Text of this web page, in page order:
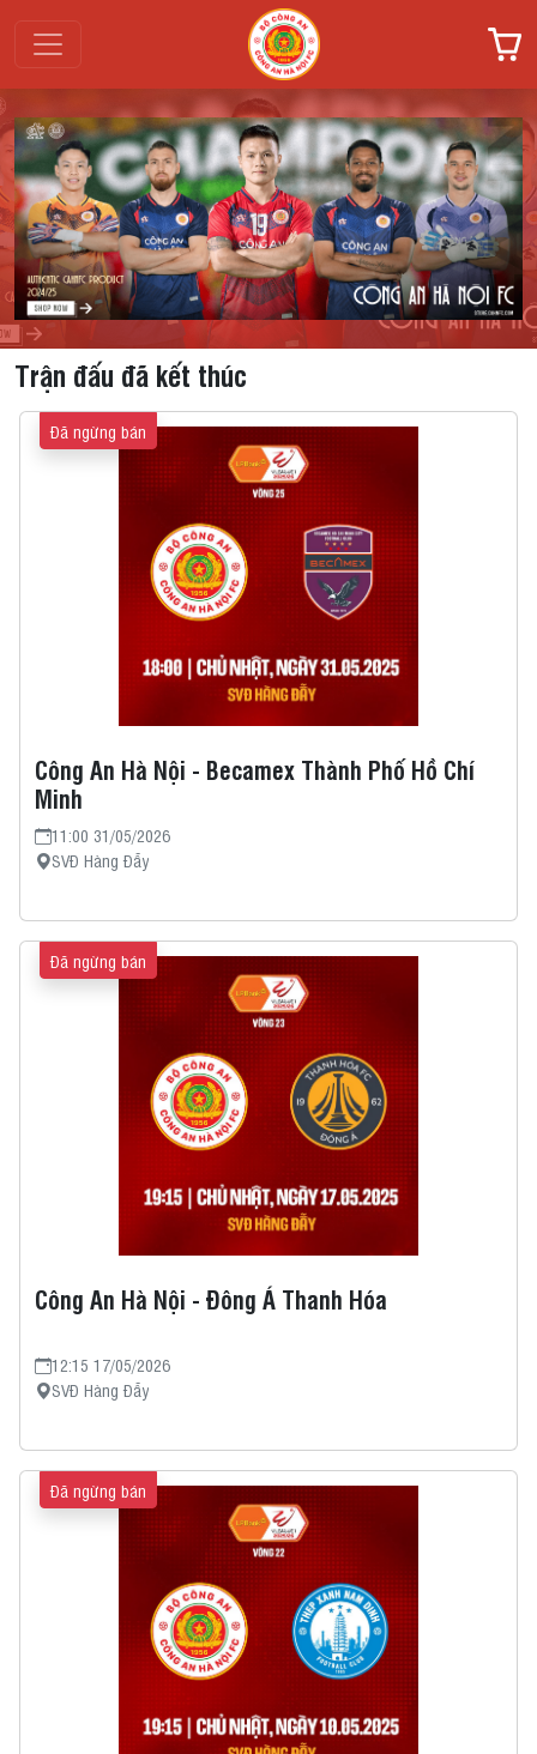
Trận đấu đã kết thúc
Công An Hà Nội - Becamex Thành Phố Hồ Chí
Minh
11:00 31/05/2026
SVĐ Hàng Đẫy
Đã ngừng bán
Công An Hà Nội - Đông Á Thanh Hóa
12:15 17/05/2026
SVĐ Hàng Đẫy
Đã ngừng bán
Đã ngừng bán